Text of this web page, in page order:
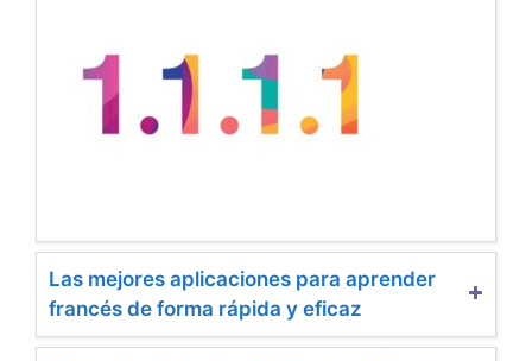
Las mejores aplicaciones para aprender
francés de forma rápida y eficaz